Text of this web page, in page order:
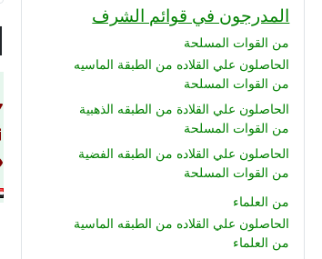
المدرجون في قوائم الشرف
من القوات المسلحة
الحاصلون علي القلاده من الطبقة الماسيه
من القوات المسلحة
الحاصلون علي القلادة من الطبقه الذهبية
من القوات المسلحة
الحاصلون علي القلاده من الطبقه الفضية
من القوات المسلحة
من العلماء
الحاصلون علي القلاده من الطبقه الماسية
من العلماء